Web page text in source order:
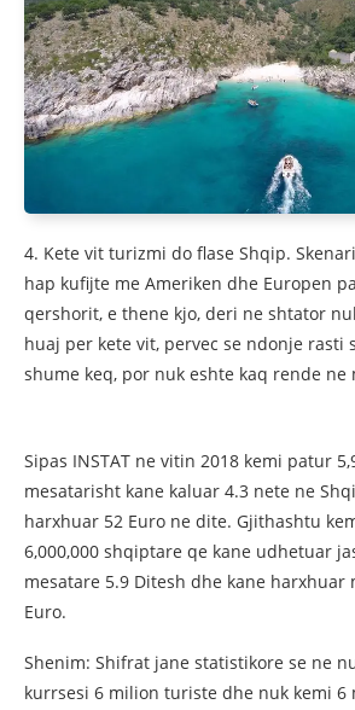
4. Kete vit turizmi do flase Shqip.
hap kufijte me Ameriken dhe Europen
qershorit, e thene kjo, deri ne shtator
huaj per kete vit, pervec se ndonje rasti
shume keq, por nuk eshte kaq rende ne
Sipas INSTAT ne vitin 2018 kemi patur
mesatarisht kane kaluar 4.3 nete ne
harxhuar 52 Euro ne dite. Gjithashtu
6,000,000 shqiptare qe kane udhetuar
mesatare 5.9 Ditesh dhe kane harxhuar
Euro.
Shenim: Shifrat jane statistikore se ne
kurrsesi 6 milion turiste dhe nuk kemi 6